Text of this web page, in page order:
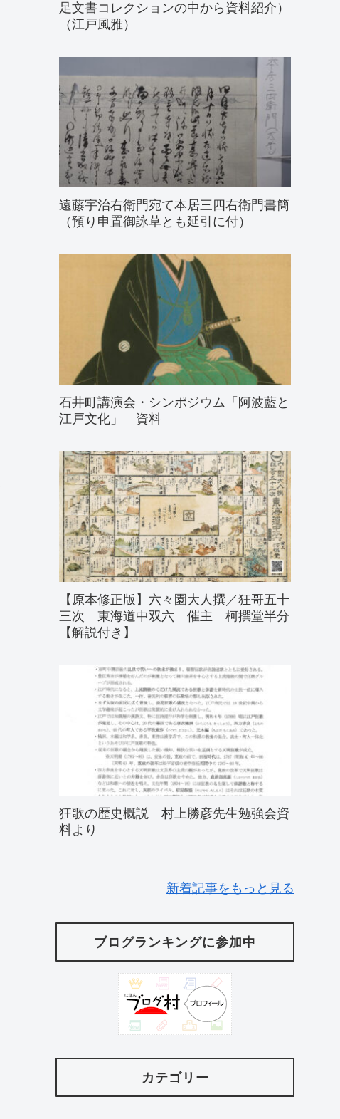
足文書コレクションの中から資料紹介）
（江戸風雅）
遠藤宇治右衛門宛て本居三四右衛門書簡
（預り申置御詠草とも延引に付）
石井町講演会・シンポジウム「阿波藍と
江戸文化」 資料
【原本修正版】六々園大人撰／狂哥五十
三次 東海道中双六 催主 柯撰堂半分
【解説付き】
狂歌の歴史概説 村上勝彦先生勉強会資
料より
新着記事をもっと見る
ブログランキングに参加中
カテゴリー